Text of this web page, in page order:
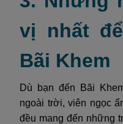
vị nhất
Bãi Khem
Dù bạn đến Bãi
ngoài trời, viên ngọc
đều mang đến những